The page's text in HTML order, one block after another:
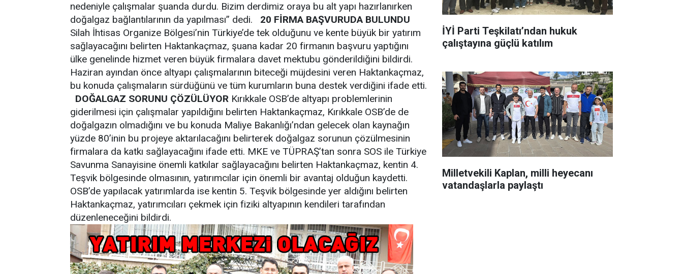
nedeniyle çalışmalar şuanda durdu. Bizim derdimiz oraya bu alt yapı hazırlanırken
doğalgaz bağlantılarının da yapılması” dedi. 20 FİRMA BAŞVURUDA BULUNDU
Silah İhtisas Organize Bölgesi’nin Türkiye’de tek olduğunu ve kente büyük bir yatırım
sağlayacağını belirten Haktankaçmaz, şuana kadar 20 firmanın başvuru yaptığını
ülke genelinde hizmet veren büyük firmalara davet mektubu gönderildiğini bildirdi.
Haziran ayından önce altyapı çalışmalarının biteceği müjdesini veren Haktankaçmaz,
bu konuda çalışmaların sürdüğünü ve tüm kurumların buna destek verdiğini ifade etti.
DOĞALGAZ SORUNU ÇÖZÜLÜYOR Kırıkkale OSB’de altyapı problemlerinin
giderilmesi için çalışmalar yapıldığını belirten Haktankaçmaz, Kırıkkale OSB’de de
doğalgazın olmadığını ve bu konuda Maliye Bakanlığı’ndan gelecek olan kaynağın
yüzde 80’inin bu projeye aktarılacağını belirterek doğalgaz sorunun çözülmesinin
firmalara da katkı sağlayacağını ifade etti. MKE ve TÜPRAŞ’tan sonra SOS ile Türkiye
Savunma Sanayisine önemli katkılar sağlayacağını belirten Haktankaçmaz, kentin 4.
Teşvik bölgesinde olmasının, yatırımcılar için önemli bir avantaj olduğun kaydetti.
OSB’de yapılacak yatırımlarda ise kentin 5. Teşvik bölgesinde yer aldığını belirten
Haktankaçmaz, yatırımcıları çekmek için fiziki altyapının kendileri tarafından
düzenleneceğini bildirdi.
İYİ Parti Teşkilatı’ndan hukuk
çalıştayına güçlü katılım
Milletvekili Kaplan, milli heyecanı
vatandaşlarla paylaştı